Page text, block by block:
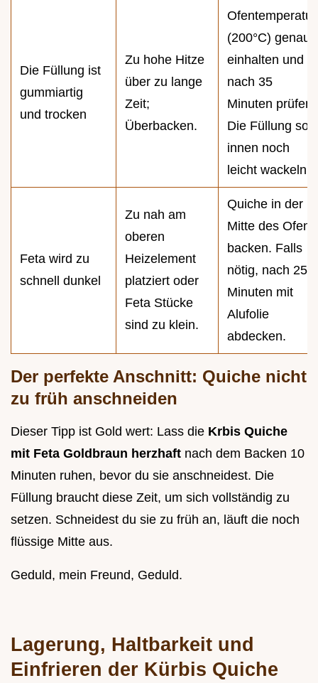
Die Füllung ist
gummiartig
und trocken
Zu hohe Hitze
über zu lange
Zeit;
Überbacken.
Ofentemperatur
(200°C) genau
einhalten und
nach 35
Minuten prüfen.
Die Füllung soll
innen noch
leicht wackeln.
Feta wird zu
schnell dunkel
Zu nah am
oberen
Heizelement
platziert oder
Feta Stücke
sind zu klein.
Quiche in der
Mitte des Ofens
backen. Falls
nötig, nach 25
Minuten mit
Alufolie
abdecken.
Der perfekte Anschnitt: Quiche nicht
zu früh anschneiden
Dieser Tipp ist Gold wert: Lass die Krbis Quiche
mit Feta Goldbraun herzhaft nach dem Backen 10
Minuten ruhen, bevor du sie anschneidest. Die
Füllung braucht diese Zeit, um sich vollständig zu
setzen. Schneidest du sie zu früh an, läuft die noch
flüssige Mitte aus.
Geduld, mein Freund, Geduld.
Lagerung, Haltbarkeit und
Einfrieren der Kürbis Quiche